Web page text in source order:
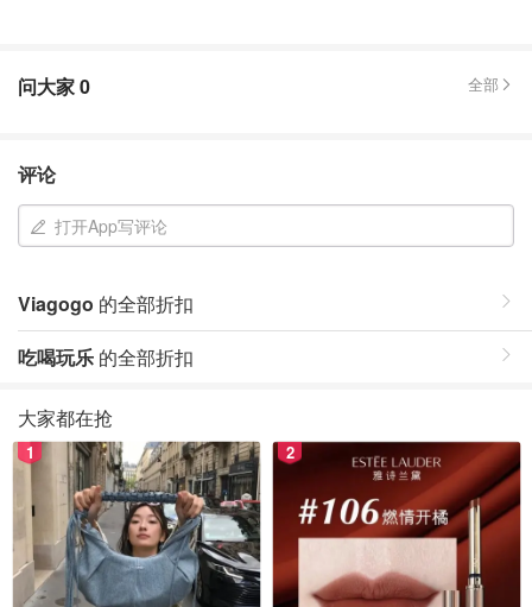
问大家0 全部
评论
打开App写评论
Viagogo 的全部折扣
吃喝玩乐 的全部折扣
大家都在抢
1 2